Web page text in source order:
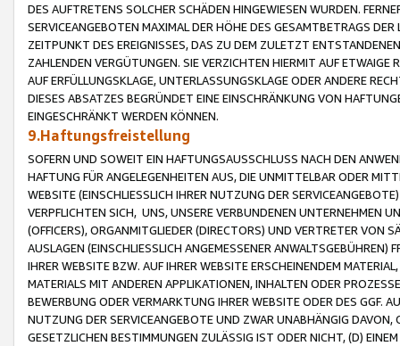
DES AUFTRETENS SOLCHER SCHÄDEN HINGEWIESEN WURDEN.
SERVICEANGEBOTEN MAXIMAL DER HÖHE DES GESAMTBETRAGS
ZEITPUNKT DES EREIGNISSES, DAS ZU DEM ZULETZT
ZAHLENDEN VERGÜTUNGEN. SIE VERZICHTEN HIERMIT AUF
AUF ERFÜLLUNGSKLAGE, UNTERLASSUNGSKLAGE ODER ANDERE
DIESES ABSATZES BEGRÜNDET EINE EINSCHRÄNKUNG VON
EINGESCHRÄNKT WERDEN KÖNNEN.
9.Haftungsfreistellung
SOFERN UND SOWEIT EIN HAFTUNGSAUSSCHLUSS NACH DEN
HAFTUNG FÜR ANGELEGENHEITEN AUS, DIE UNMITTELBAR ODER
WEBSITE (EINSCHLIESSLICH IHRER NUTZUNG DER
VERPFLICHTEN SICH, UNS, UNSERE VERBUNDENEN UNTERNEHMEN
(OFFICERS), ORGANMITGLIEDER (DIRECTORS) UND VERTRETER VON
AUSLAGEN (EINSCHLIESSLICH ANGEMESSENER
IHRER WEBSITE BZW. AUF IHRER WEBSITE ERSCHEINENDEM
MATERIALS MIT ANDEREN APPLIKATIONEN, INHALTEN ODER
BEWERBUNG ODER VERMARKTUNG IHRER WEBSITE ODER DES GGF.
NUTZUNG DER SERVICEANGEBOTE UND ZWAR UNABHÄNGIG
GESETZLICHEN BESTIMMUNGEN ZULÄSSIG IST ODER NICHT, (D)